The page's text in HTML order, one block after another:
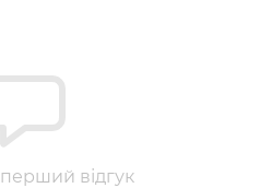
відгук